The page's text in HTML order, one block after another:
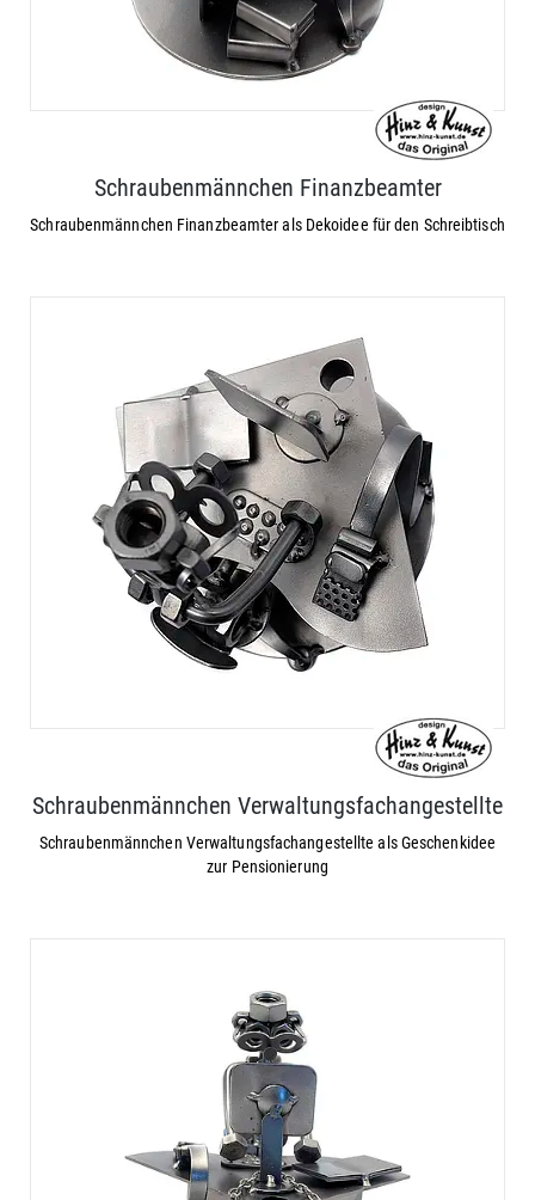
Schraubenmännchen Finanzbeamter
Schraubenmännchen Finanzbeamter als Dekoidee für den Schreibtisch
Schraubenmännchen Verwaltungsfachangestellte
Schraubenmännchen Verwaltungsfachangestellte als Geschenkidee
zur Pensionierung